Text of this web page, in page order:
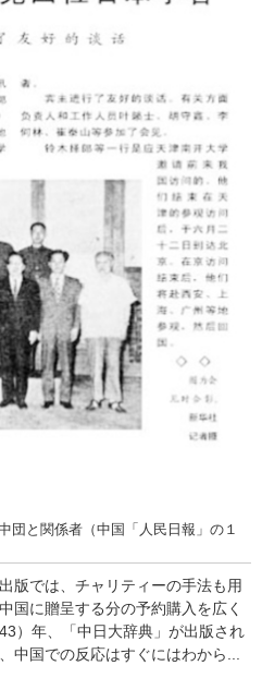
団と関係者（中国「人民日報」の１
版では、チャリティーの手法も用
国に贈呈する分の予約購入を広く
）年、「中日大辞典」が出版され
中国での反応はすぐにはわから...